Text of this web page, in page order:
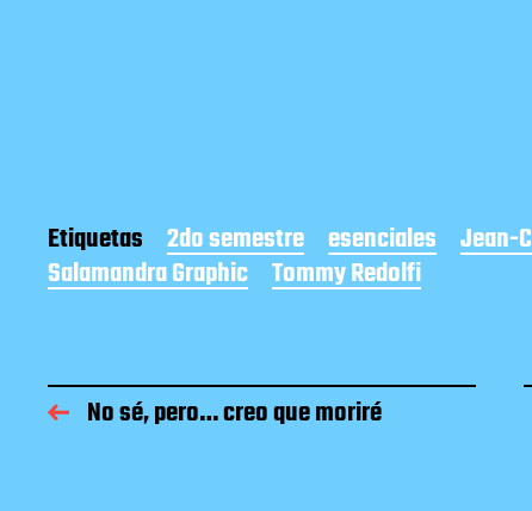
Etiquetas 2do semestre esenciales Jean-
Salamandra Graphic Tommy Redolfi
No sé, pero… creo que moriré